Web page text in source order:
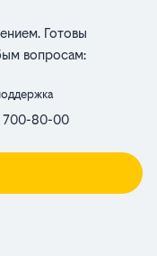
Готовы
вопросам:
700-80-00